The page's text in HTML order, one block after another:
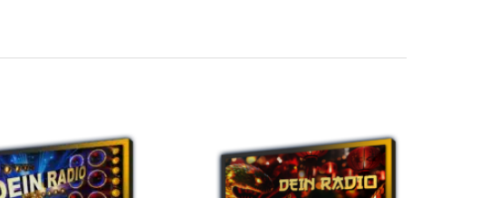
Auf die
Wunschliste
setzen
Auf die
Wunschliste
setzen